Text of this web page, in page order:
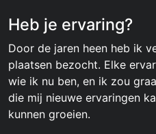
Heb je ervaring?
Door de jaren heen heb ik
plaatsen bezocht. Elke
wie ik nu ben, en ik zou
die mij nieuwe ervaringen
kunnen groeien.